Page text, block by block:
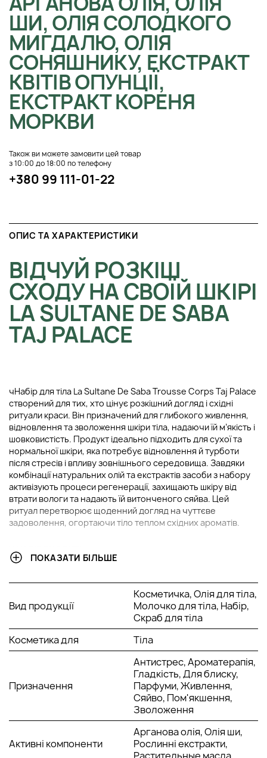
ШИ, ОЛІЯ СОЛОДКОГО
МИГДАЛЮ, ОЛІЯ
СОНЯШНИКУ, ЕКСТРАКТ
КВІТІВ ОПУНЦІЇ,
ЕКСТРАКТ КОРЕНЯ
МОРКВИ
Також ви можете замовити цей товар
з 10:00 до 18:00 по телефону
+380 99 111-01-22
ОПИС ТА ХАРАКТЕРИСТИКИ
ВІДЧУЙ РОЗКІШ
СХОДУ НА СВОЇЙ ШКІРІ
LA SULTANE DE SABA
TAJ PALACE
чНабір для тіла La Sultane De Saba Trousse Corps Taj Palace
створений для тих, хто цінує розкішний догляд і східні
ритуали краси. Він призначений для глибокого живлення,
відновлення та зволоження шкіри тіла, надаючи їй м’якість і
шовковистість. Продукт ідеально підходить для сухої та
нормальної шкіри, яка потребує відновлення й турботи
після стресів і впливу зовнішнього середовища. Завдяки
комбінації натуральних олій та екстрактів засоби з набору
активізують процеси регенерації, захищають шкіру від
втрати вологи та надають їй витонченого сяйва. Цей
ритуал перетворює щоденний догляд на чуттєве
задоволення, огортаючи тіло теплом східних ароматів.
У НАБІР ВХОДИТЬ:
Молочко для тіла La Sultane De Saba Taj Palace Body
Lotion 50 мл.
Шовковий скраб для тіла La Sultane De Saba Taj Palace
Silk Protein Body Scrub 100 мл.
ОСНОВНІ ІНГРЕДІЄНТИ ТА ЇХ ПЕРЕВАГИ
Арганова олія:
насичена вітамінами Е та F, глибоко
живить і пом’якшує шкіру, підвищуючи її еластичність.
Вона допомагає відновити пошкоджений ліпідний
бар’єр, захищаючи від сухості та лущення. Арганова
олія має виражений антивіковий ефект, запобігаючи
втраті пружності. При регулярному використанні
ПОКАЗАТИ БІЛЬШЕ
Вид продукції
Косметичка, Олія для тіла,
Молочко для тіла, Набір,
Скраб для тіла
Косметика для
Тіла
Призначення
Антистрес, Ароматерапія,
Гладкість, Для блиску,
Парфуми, Живлення,
Сяйво, Пом'якшення,
Зволоження
Активні компоненти
Арганова олія, Олія ши,
Рослинні екстракти,